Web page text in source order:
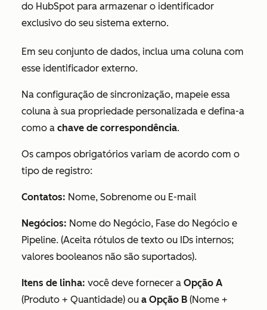
do HubSpot para armazenar o identificador
exclusivo do seu sistema externo.
Em seu conjunto de dados, inclua uma coluna com
esse identificador externo.
Na configuração de sincronização, mapeie essa
coluna à sua propriedade personalizada e defina-a
como a chave de correspondência.
Os campos obrigatórios variam de acordo com o
tipo de registro:
Contatos: Nome, Sobrenome ou E-mail
Negócios: Nome do Negócio, Fase do Negócio e
Pipeline. (Aceita rótulos de texto ou IDs internos;
valores booleanos não são suportados).
Itens de linha: você deve fornecer a Opção A
(Produto + Quantidade) ou a Opção B (Nome +